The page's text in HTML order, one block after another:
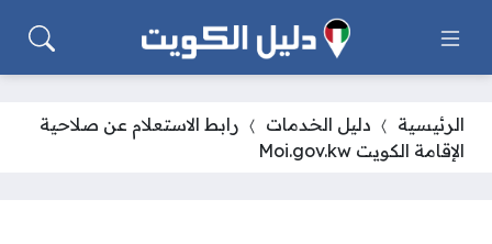
الرئيسية دليل الخدمات
رابط الاستعلام عن صلاحية
الإقامة الكويت Moi.gov.kw